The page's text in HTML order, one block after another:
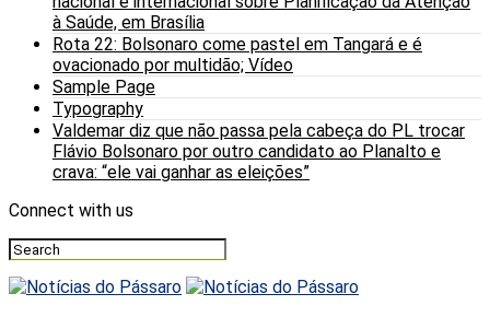
à Saúde, em Brasília
Rota 22: Bolsonaro come pastel em Tangará e é
ovacionado por multidão; Vídeo
Sample Page
Typography
Valdemar diz que não passa pela cabeça do PL trocar
Flávio Bolsonaro por outro candidato ao Planalto e
crava: “ele vai ganhar as eleições”
Connect with us